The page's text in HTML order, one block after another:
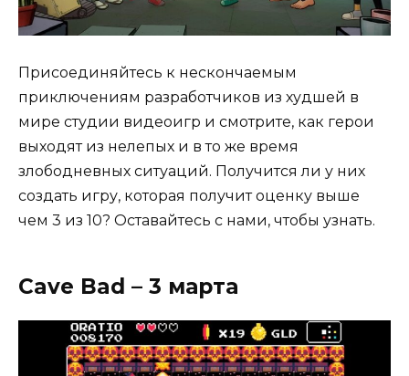
Присоединяйтесь к нескончаемым
приключениям разработчиков из худшей в
мире студии видеоигр и смотрите, как герои
выходят из нелепых и в то же время
злободневных ситуаций. Получится ли у них
создать игру, которая получит оценку выше
чем 3 из 10? Оставайтесь с нами, чтобы узнать.
Cave Bad – 3 марта